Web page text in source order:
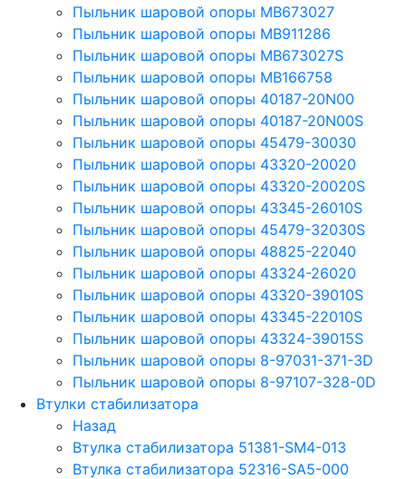
Пыльник шаровой опоры MB673027
Пыльник шаровой опоры MB911286
Пыльник шаровой опоры MB673027S
Пыльник шаровой опоры MB166758
Пыльник шаровой опоры 40187-20N00
Пыльник шаровой опоры 40187-20N00S
Пыльник шаровой опоры 45479-30030
Пыльник шаровой опоры 43320-20020
Пыльник шаровой опоры 43320-20020S
Пыльник шаровой опоры 43345-26010S
Пыльник шаровой опоры 45479-32030S
Пыльник шаровой опоры 48825-22040
Пыльник шаровой опоры 43324-26020
Пыльник шаровой опоры 43320-39010S
Пыльник шаровой опоры 43345-22010S
Пыльник шаровой опоры 43324-39015S
Пыльник шаровой опоры 8-97031-371-3D
Пыльник шаровой опоры 8-97107-328-0D
Втулки стабилизатора
Назад
Втулка стабилизатора 51381-SM4-013
Втулка стабилизатора 52316-SA5-000